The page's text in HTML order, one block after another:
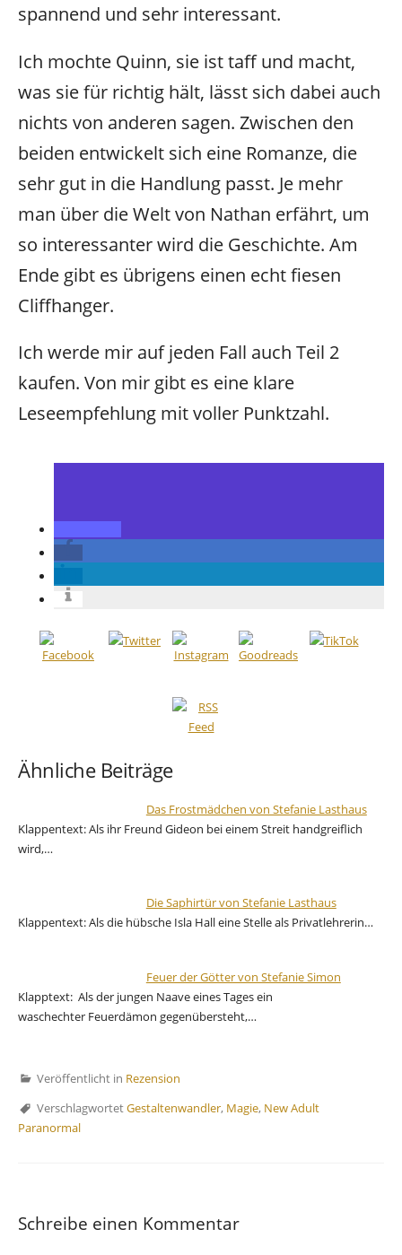
spannend und sehr interessant.
Ich mochte Quinn, sie ist taff und macht,
was sie für richtig hält, lässt sich dabei auch
nichts von anderen sagen. Zwischen den
beiden entwickelt sich eine Romanze, die
sehr gut in die Handlung passt. Je mehr
man über die Welt von Nathan erfährt, um
so interessanter wird die Geschichte. Am
Ende gibt es übrigens einen echt fiesen
Cliffhanger.
Ich werde mir auf jeden Fall auch Teil 2
kaufen. Von mir gibt es eine klare
Leseempfehlung mit voller Punktzahl.
Ähnliche Beiträge
Das Frostmädchen von Stefanie Lasthaus
Klappentext: Als ihr Freund Gideon bei einem Streit handgreiflich
wird,…
Die Saphirtür von Stefanie Lasthaus
Klappentext: Als die hübsche Isla Hall eine Stelle als Privatlehrerin…
Feuer der Götter von Stefanie Simon
Klapptext: Als der jungen Naave eines Tages ein
waschechter Feuerdämon gegenübersteht,…
Veröffentlicht in Rezension
VerschlagwortetGestaltenwandler, Magie, New Adult
Paranormal
Schreibe einen Kommentar